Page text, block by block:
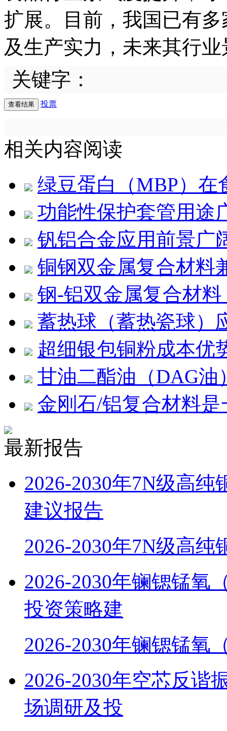
扩展。目前，我国已有
及生产实力，未来其行
关键字：
投票
相关内容阅读
绿豆蛋白（MBP）在
功能性保护套管用途
钒铝合金应用前景广
铜钢双金属复合材料
钢-铝双金属复合材
蓄热球（蓄热瓷球）
超细银包铜粉成本优
甘油二酯油（DAG油
金刚石/铝复合材料
最新报告
2026-2030年7N级高
建议报告
2026-2030年7N级高纯
2026-2030年镧锶锰氧
投资策略建
2026-2030年镧锶锰氧
2026-2030年空芯反谐
场调研及投